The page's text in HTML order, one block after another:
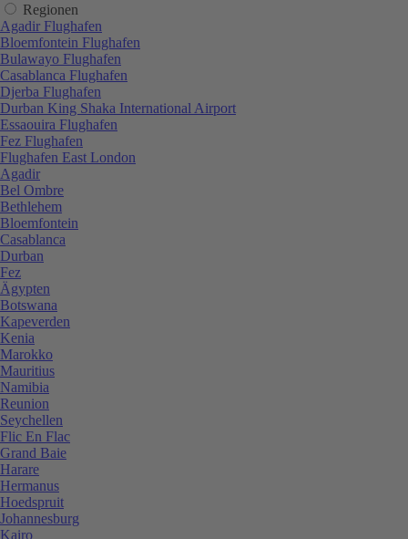
Regionen
Agadir Flughafen
Bloemfontein Flughafen
Bulawayo Flughafen
Casablanca Flughafen
Djerba Flughafen
Durban King Shaka International Airport
Essaouira Flughafen
Fez Flughafen
Flughafen East London
Agadir
Bel Ombre
Bethlehem
Bloemfontein
Casablanca
Durban
Fez
Ägypten
Botswana
Kapeverden
Kenia
Marokko
Mauritius
Namibia
Reunion
Seychellen
Flic En Flac
Grand Baie
Harare
Hermanus
Hoedspruit
Johannesburg
Kairo